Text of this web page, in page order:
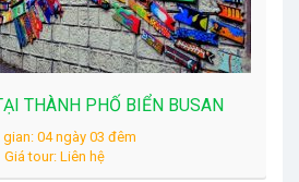
THÀNH PHỐ BIỂN BUSAN
gian: 04 ngày 03 đêm
Giá tour: Liên hệ